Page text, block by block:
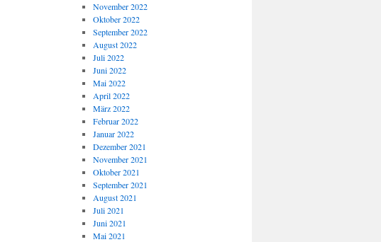
November 2022
Oktober 2022
September 2022
August 2022
Juli 2022
Juni 2022
Mai 2022
April 2022
März 2022
Februar 2022
Januar 2022
Dezember 2021
November 2021
Oktober 2021
September 2021
August 2021
Juli 2021
Juni 2021
Mai 2021